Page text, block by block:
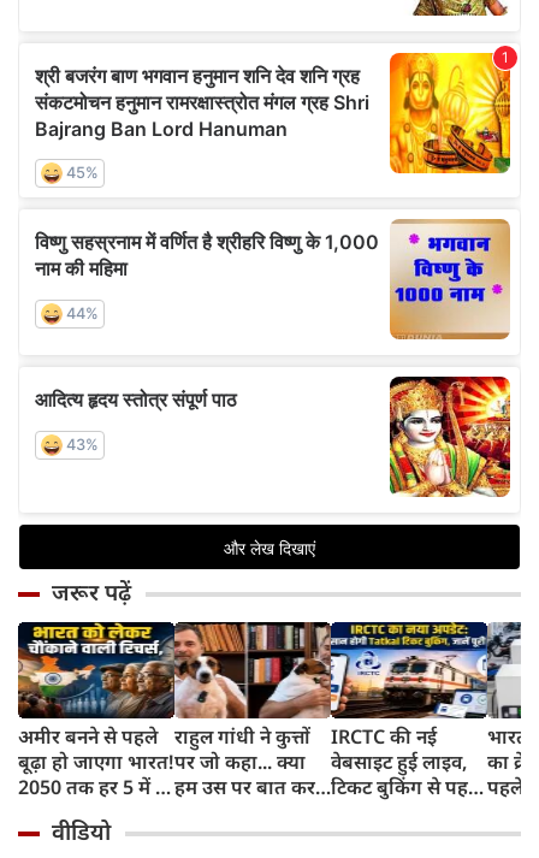
जरूर पढ़ें
अमीर बनने से पहले
बूढ़ा हो जाएगा भारत!
2050 तक हर 5 में 1
साल से ज्यादा उम्र का
राहुल गांधी ने कुत्तों
पर जो कहा... क्या
हम उस पर बात कर
IRCTC की नई
वेबसाइट हुई लाइव,
टिकट बुकिंग से पहले
काम, जानें पूरा
भारत
का
पहले
और
वीडियो